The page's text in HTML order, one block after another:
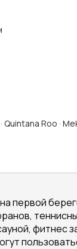
Quintana Roo ·
первой
фитнес